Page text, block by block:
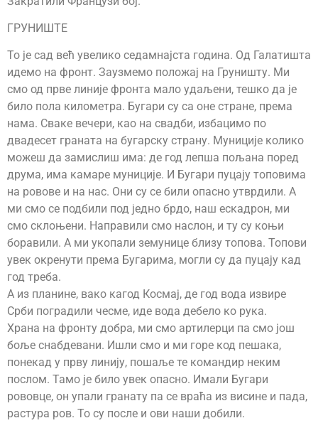
ГРУНИШТЕ
То је сад већ увелико седамнајста година. Од Галатишта
идемо на фронт. Заузмемо положај на Груништу. Ми
смо од прве линије фронта мало удаљени, тешко да је
било пола километра. Бугари су са оне стране, према
нама. Сваке вечери, као на свадби, избацимо по
двадесет граната на бугарску страну. Муниције колико
можеш да замислиш има: де год лепша пољана поред
друма, има камаре муниције. И Бугари пуцају топовима
на ровове и на нас. Они су се били опасно утврдили. А
ми смо се подбили под једно брдо, наш ескадрон, ми
смо склоњени. Направили смо наслон, и ту су коњи
боравили. А ми укопали земунице близу топова. Топови
увек окренути према Бугарима, могли су да пуцају кад
год треба.
А из планине, вако кагод Космај, де год вода извире
Срби поградили чесме, иде вода дебело ко рука.
Храна на фронту добра, ми смо артилерци па смо још
боље снабдевани. Ишли смо и ми горе код пешака,
понекад у прву линију, пошаље те командир неким
послом. Тамо је било увек опасно. Имали Бугари
рововце, он упали гранату па се враћа из висине и пада,
растура ров. То су после и ови наши добили.